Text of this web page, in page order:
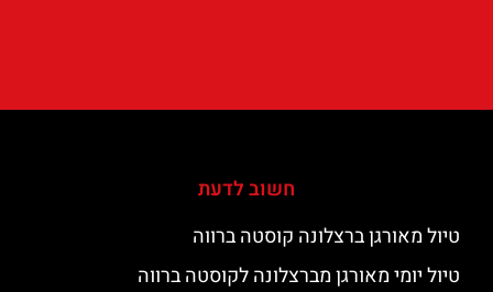
חשוב לדעת
טיול מאורגן ברצלונה קוסטה ברווה
טיול יומי מאורגן מברצלונה לקוסטה ברווה